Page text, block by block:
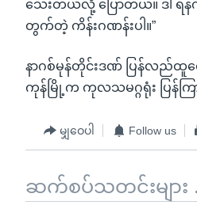
သေးတယ်လို့ ပြောတယ်။ ဒါ ရန်
တွက်တဲ့ ကိန်းဂဏန်းပါ။”
နာဂစ်မုန်တိုင်းဒဏ် ပြန်လည်
ကုန်မြို့က ကုလသမဂ္ဂရုံး ပြန်ကြာ
မျှဝေပါ Follow us
ဆက်စပ်သတင်းများ